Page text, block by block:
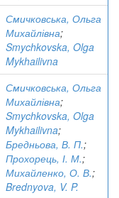
Смичковська, Ольга
Михайлівна;
Smychkovska, Olga
Mykhailivna
Смичковська, Ольга
Михайлівна;
Smychkovska, Olga
Mykhailivna;
Бредньова, В. П.;
Прохорець, І. М.;
Михайленко, О. В.;
Brednyova, V. P.